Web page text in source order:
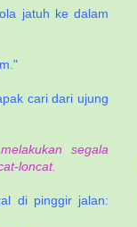
jatuh ke dalam
cari dari ujung
segala
loncat.
di pinggir jalan: